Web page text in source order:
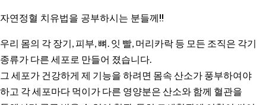
자연정혈 치유법을 공부하시는 분들께!!
우리 몸의 각 장기, 피부, 뼈. 잇 빨, 머리카락 등 모든 조직은 각기
종류가 다른 세포로 만들어 졌습니다.
그 세포가 건강하게 제 기능을 하려면 몸속 산소가 풍부하여야
하고 각 세포마다 먹이가 다른 영양분은 산소와 함께 혈관을